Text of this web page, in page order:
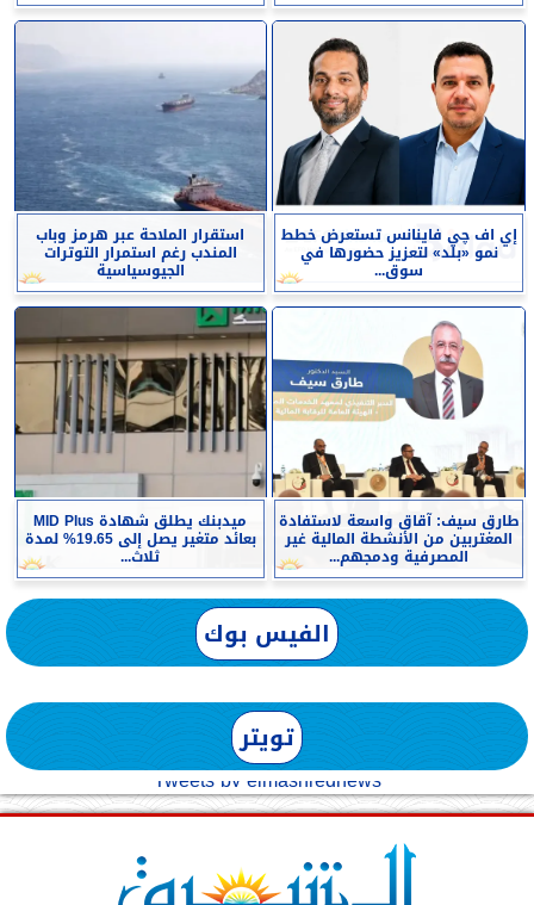
إي اف چي فاينانس تستعرض خطط
نمو «بلد» لتعزيز حضورها في
سوق...
استقرار الملاحة عبر هرمز وباب
المندب رغم استمرار التوترات
الجيوسياسية
طارق سيف: آقاق واسعة لاستفادة
المغتربين من الأنشطة المالية غير
المصرفية ودمجهم...
ميدبنك يطلق شهادة MID Plus
بعائد متغير يصل إلى 19.65% لمدة
ثلاث...
الفيس بوك
تويتر
Tweets by elmashreqnews